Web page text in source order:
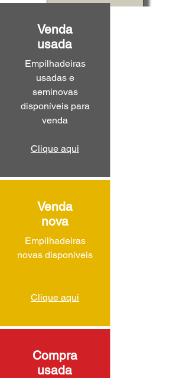
Venda
usada
Empilhadeiras
usadas e
seminovas
disponíveis para
venda
Clique aqui
Venda
nova
Empilhadeiras
novas disponíveis
Clique aqui
Compra
usada